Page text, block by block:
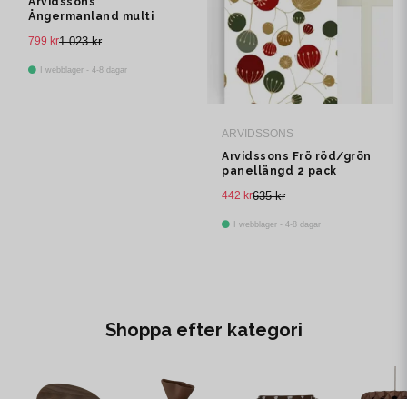
Ångermanland multi
1 023 kr
799 kr
I webblager - 4-8 dagar
ARVIDSSONS
Arvidssons Frö röd/grön
panellängd 2 pack
635 kr
442 kr
I webblager - 4-8 dagar
Shoppa efter kategori